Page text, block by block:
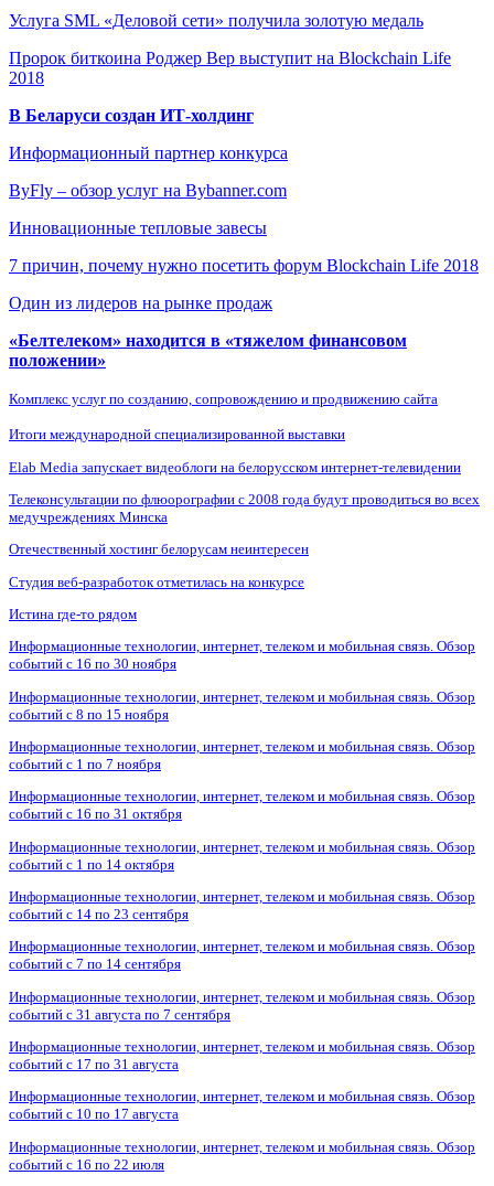
Услуга SML «Деловой сети» получила золотую медаль
Пророк биткоина Роджер Вер выступит на Blockchain Life
2018
В Беларуси создан ИТ-холдинг
Информационный партнер конкурса
ByFly – обзор услуг на Bybanner.com
Инновационные тепловые завесы
7 причин, почему нужно посетить форум Blockchain Life 2018
Один из лидеров на рынке продаж
«Белтелеком» находится в «тяжелом финансовом
положении»
Комплекс услуг по созданию, сопровождению и продвижению сайта
Итоги международной специализированной выставки
Elab Media запускает видеоблоги на белорусском интернет-телевидении
Телеконсультации по флюорографии с 2008 года будут проводиться во всех
медучреждениях Минска
Отечественный хостинг белорусам неинтересен
Студия веб-разработок отметилась на конкурсе
Истина где-то рядом
Информационные технологии, интернет, телеком и мобильная связь. Обзор
событий с 16 по 30 ноября
Информационные технологии, интернет, телеком и мобильная связь. Обзор
событий с 8 по 15 ноября
Информационные технологии, интернет, телеком и мобильная связь. Обзор
событий с 1 по 7 ноября
Информационные технологии, интернет, телеком и мобильная связь. Обзор
событий с 16 по 31 октября
Информационные технологии, интернет, телеком и мобильная связь. Обзор
событий с 1 по 14 октября
Информационные технологии, интернет, телеком и мобильная связь. Обзор
событий с 14 по 23 сентября
Информационные технологии, интернет, телеком и мобильная связь. Обзор
событий с 7 по 14 сентября
Информационные технологии, интернет, телеком и мобильная связь. Обзор
событий с 31 августа по 7 сентября
Информационные технологии, интернет, телеком и мобильная связь. Обзор
событий с 17 по 31 августа
Информационные технологии, интернет, телеком и мобильная связь. Обзор
событий с 10 по 17 августа
Информационные технологии, интернет, телеком и мобильная связь. Обзор
событий с 16 по 22 июля